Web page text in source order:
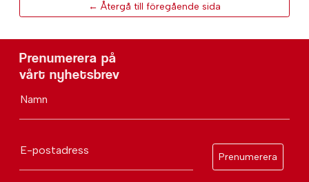
← Återgå till föregående sida
Prenumerera på
vårt nyhetsbrev
Namn
E-postadress
Prenumerera